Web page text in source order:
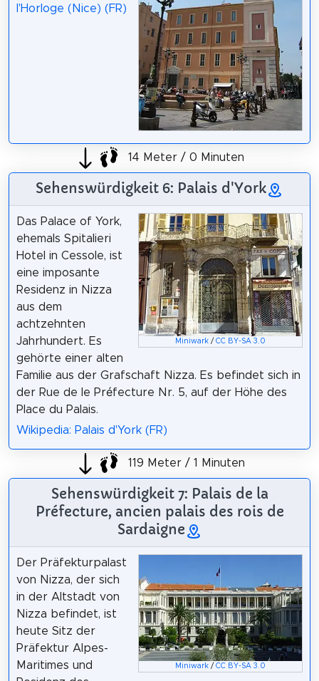
l'Horloge (Nice) (FR)
14 Meter / 0 Minuten
Sehenswürdigkeit 6: Palais d'York
Miniwark /CC BY-SA 3.0
Das Palace of York,
ehemals Spitalieri
Hotel in Cessole, ist
eine imposante
Residenz in Nizza
aus dem
achtzehnten
Jahrhundert. Es
gehörte einer alten
Familie aus der Grafschaft Nizza. Es befindet sich in
der Rue de le Préfecture Nr. 5, auf der Höhe des
Place du Palais.
Wikipedia: Palais d'York (FR)
119 Meter / 1 Minuten
Sehenswürdigkeit 7: Palais de la
Préfecture, ancien palais des rois de
Sardaigne
Miniwark /CC BY-SA 3.0
Der Präfekturpalast
von Nizza, der sich
in der Altstadt von
Nizza befindet, ist
heute Sitz der
Präfektur Alpes-
Maritimes und